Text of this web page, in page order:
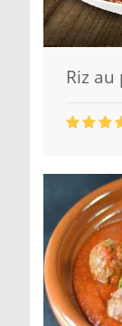
Riz au